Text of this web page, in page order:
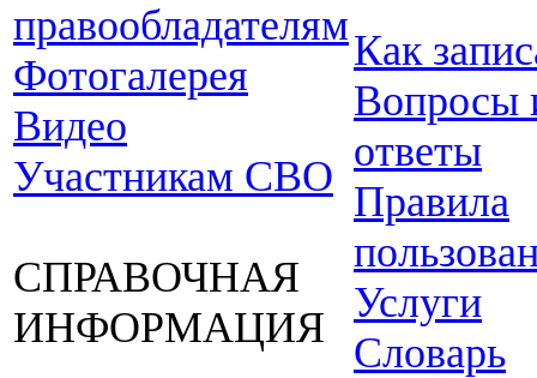
правообладателям
Фотогалерея
Видео
Участникам СВО
СПРАВОЧНАЯ
ИНФОРМАЦИЯ
Как
Вопросы
ответы
Правила
Услуги
Словарь